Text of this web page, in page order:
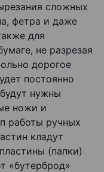
сложных
фетра и даже
для
не разрезая
дорогое
постоянно
нужны
ножи и
работы ручных
кладут
(папки)
«бутерброд»